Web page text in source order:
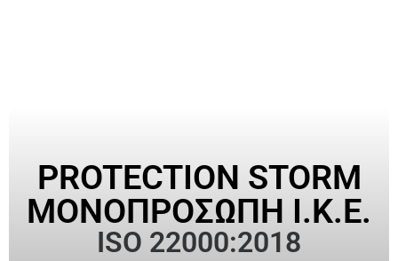
PROTECTION STORM
ΜΟΝΟΠΡΟΣΩΠΗ Ι.Κ.Ε.
ISO 22000:2018